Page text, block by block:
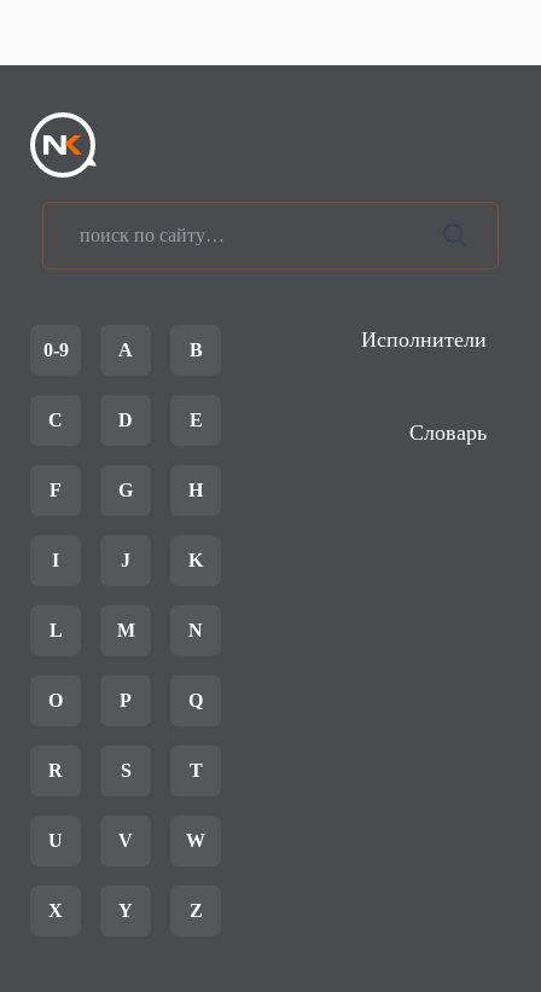
0-9 A B
C D E
F G H
I J K
L M N
O P Q
R S T
U V W
X Y Z
Исполнители
Словарь